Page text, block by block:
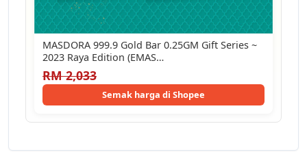
MASDORA 999.9 Gold Bar 0.25GM Gift Series ~
2023 Raya Edition (EMAS…
RM 2,033
Semak harga di Shopee